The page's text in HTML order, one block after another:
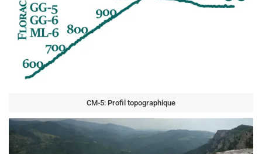
CM-5: Profil topographique